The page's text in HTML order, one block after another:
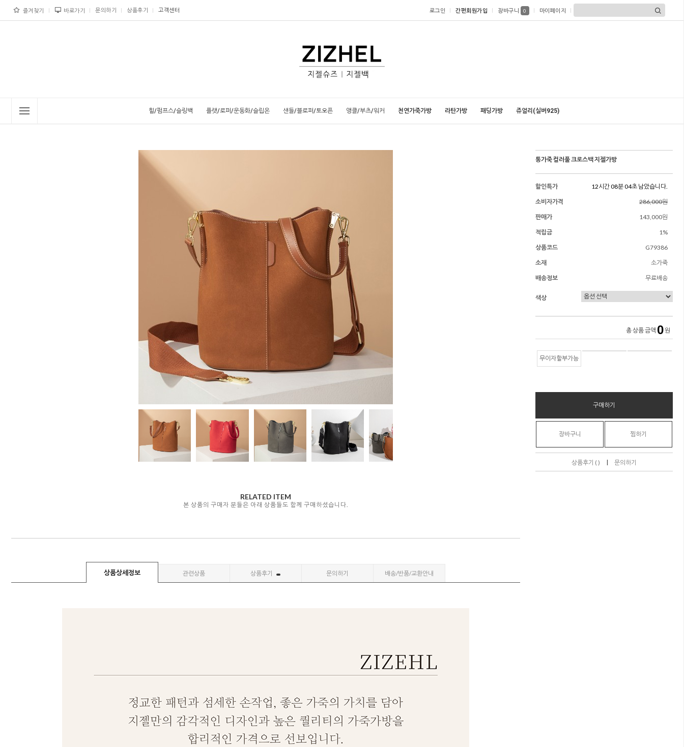
즐겨찾기 바로가기 문의하기 상품후기 고객센터 로그인 간편회원가입 장바구니 0 마이페이지
힐/펌프스/슬링백 플랫/로퍼/운동화/슬립온 샌들/블로퍼/토오픈 앵클/부츠/워커 천연가죽가방 라탄가방 패딩가방 쥬얼리(실버925)
RELATED ITEM
본 상품의 구매자 분들은 아래 상품들도 함께 구매하셨습니다.
상품상세정보 관련상품 상품후기 문의하기 배송/반품/교환안내
통가죽 컬러풀 크로스백 지젤가방
할인특가
12시간 08분 02초 남았습니다.
소비자가격
286,000원
판매가
143,000원
적립금
1%
상품코드
G79386
소재
소가죽
배송정보
무료배송
색상
총 상품 금액 0 원
무이자할부가능
구매하기
장바구니 찜하기
상품후기 ( ) | 문의하기